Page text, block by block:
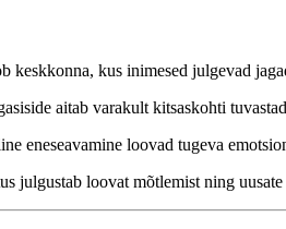
keskkonna, kus inimesed julgevad
aitab varakult kitsaskohti
eneseavamine loovad tugeva
julgustab loovat mõtlemist ning